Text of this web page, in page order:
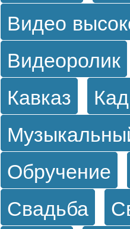
Видео
Видеоролик
Кавказ
Обручение
Свадьба